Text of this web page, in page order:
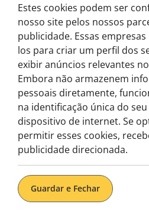
Na Boost Portugal, explorar nunca é
imersiva, divertida e sempre
Com experiências em Lisboa e no
para revelar o verdadeiro caráter do
pessoas, a cultura, os sabores e a
Boost Portugal
Quem Somos
Corporativo
Explorar Lisboa
Estes cookies podem ser
nosso site pelos nossos
publicidade. Essas
los para criar um perfil dos
exibir anúncios relevantes
Embora não armazenem
pessoais diretamente,
na identificação única do
dispositivo de internet. Se
permitir esses cookies,
publicidade direcionada.
Guardar e Fechar